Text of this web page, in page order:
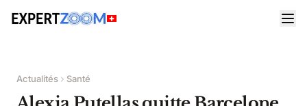
Actualités Santé